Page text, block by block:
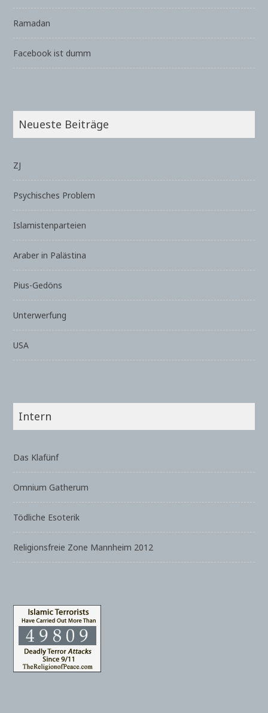
Ramadan
Facebook ist dumm
Neueste Beiträge
ZJ
Psychisches Problem
Islamistenparteien
Araber in Palästina
Pius-Gedöns
Unterwerfung
USA
Intern
Das Klafünf
Omnium Gatherum
Tödliche Esoterik
Religionsfreie Zone Mannheim 2012